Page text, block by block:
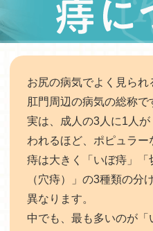
お尻の病気でよく見ら
肛門周辺の病気の総称で
実は、成人の3人に1人
われるほど、ポピュラー
痔は大きく「いぼ痔」「
（穴痔）」の3種類の分
異なります。
中でも、最も多いのが「